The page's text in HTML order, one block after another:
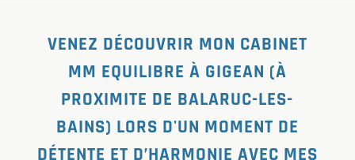
VENEZ DÉCOUVRIR MON CABINET
MM EQUILIBRE À GIGEAN (À
PROXIMITE DE BALARUC-LES-
BAINS) LORS D'UN MOMENT DE
DÉTENTE ET D’HARMONIE AVEC MES